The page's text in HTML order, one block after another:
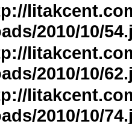
2010/10/
2010/10/
2010/10/